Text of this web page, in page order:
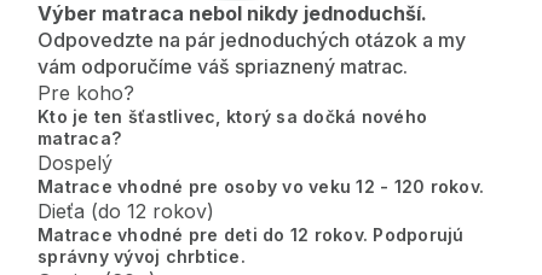
Výber matraca nebol nikdy jednoduchší.
Odpovedzte na pár jednoduchých otázok a my
vám odporučíme váš spriaznený matrac.
Pre koho?
Kto je ten šťastlivec, ktorý sa dočká nového
matraca?
Dospelý
Matrace vhodné pre osoby vo veku 12 - 120 rokov.
Dieťa (do 12 rokov)
Matrace vhodné pre deti do 12 rokov. Podporujú
správny vývoj chrbtice.